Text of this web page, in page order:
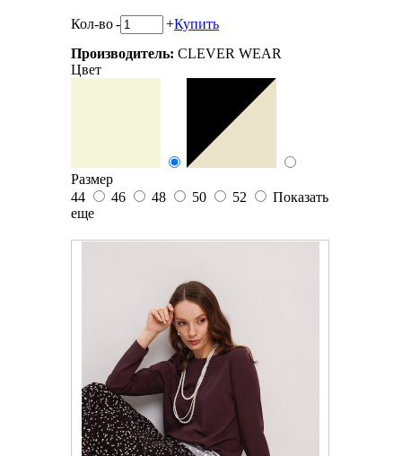
Кол-во- +Купить
Производитель: CLEVER WEAR
Цвет
Размер
44
46 48 50 52
Показать
еще